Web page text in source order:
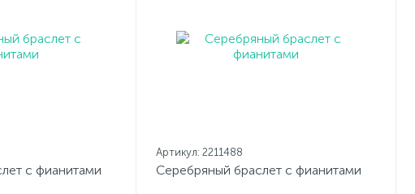
с фианитами
Артикул: 2211488
Серебряный браслет с фианитами